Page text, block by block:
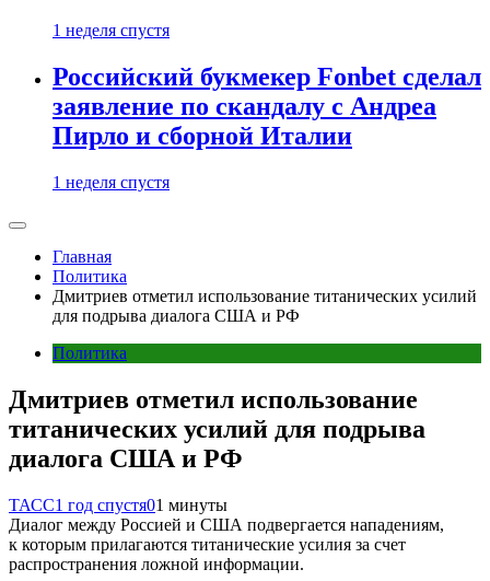
1 неделя спустя
Российский букмекер Fonbet сделал
заявление по скандалу с Андреа
Пирло и сборной Италии
1 неделя спустя
Главная
Политика
Дмитриев отметил использование титанических усилий
для подрыва диалога США и РФ
Политика
Дмитриев отметил использование
титанических усилий для подрыва
диалога США и РФ
ТАСС1 год спустя01 минуты
Диалог между Россией и США подвергается нападениям,
к которым прилагаются титанические усилия за счет
распространения ложной информации.